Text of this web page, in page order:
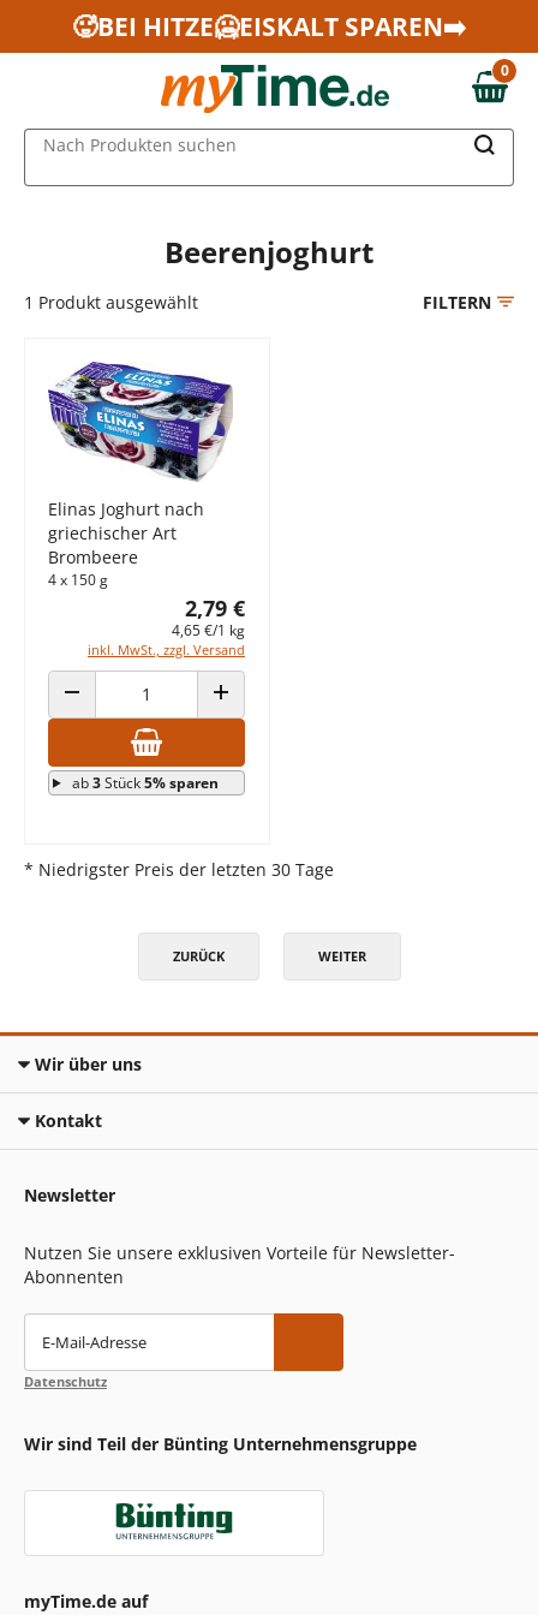
Zum Hauptinhalt springen
Zur Navigation springen
Zur Suche springen
🥵BEI HITZE🥶EISKALT SPAREN➡️
0,00 €
0
Nach Produkten suchen
Beerenjoghurt
1 Produkt ausgewählt FILTERN
Elinas Joghurt nach
griechischer Art
Brombeere
4 x 150 g
2,79 €
4,65 €/1 kg
inkl. MwSt., zzgl. Versand
ANZAHL VERRINGERN ANZAHL ERHÖHEN
ab3Stück5% sparen
* Niedrigster Preis der letzten 30 Tage
ZURÜCK WEITER
Wir über uns
Kontakt
Newsletter
Nutzen Sie unsere exklusiven Vorteile für Newsletter-
Abonnenten
E-Mail-Adresse
Datenschutz
Wir sind Teil der Bünting Unternehmensgruppe
myTime.de auf